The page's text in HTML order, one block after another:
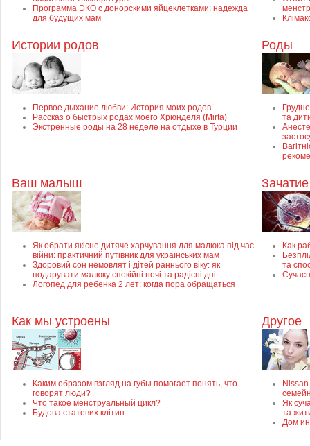
Программа ЭКО с донорскими яйцеклетками: надежда
для будущих мам
Истории родов
Первое дыхание любви: История моих родов
Рассказ о быстрых родах моего Хрюнделя (Mirta)
Экстренные роды на 28 неделе на отдыхе в Турции
Роды
та
Ваш малыш
Як обрати якісне дитяче харчування для малюка під час
війни: практичний путівник для українських мам
Здоровий сон немовлят і дітей раннього віку: як
подарувати малюку спокійні ночі та радісні дні
Логопед для ребенка 2 лет: когда пора обращаться
Зачатие
Как
та
Как мы устроены
Каким образом взгляд на губы помогает понять, что
говорят люди?
Что такое менструальный цикл?
Будова статевих клітин
Другое
Як
та
Дом